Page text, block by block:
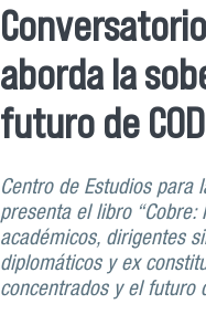
aborda la
futuro de
Centro de Estudios para
presenta el libro
académicos, dirigentes
diplomáticos y ex
concentrados y el futuro